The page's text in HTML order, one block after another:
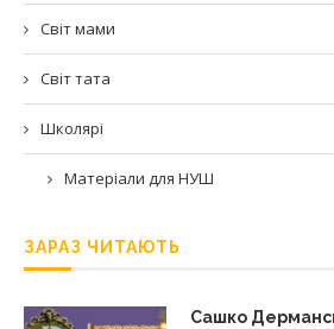
Світ мами
Світ тата
Школярі
Матеріали для НУШ
ЗАРАЗ ЧИТАЮТЬ
Сашко